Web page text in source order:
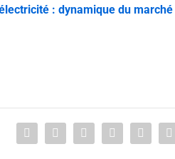
: dynamique du